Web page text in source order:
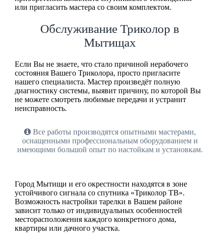
или пригласить мастера со своим комплектом.
Обслуживание Триколор в
Мытищах
Если Вы не знаете, что стало причиной нерабочего
состояния Вашего Триколора, просто пригласите
нашего специалиста. Мастер произведёт полную
диагностику системы, выявит причину, по которой Вы
не можете смотреть любимые передачи и устранит
неисправность.
Все работы производятся опытными мастерами,
оснащенными профессиональным оборудованием и
имеющими большой опыт по настойкам и установкам.
Город Мытищи и его окрестности находятся в зоне
устойчивого сигнала со спутника «Триколор ТВ».
Возможность настройки тарелки в Вашем районе
зависит только от индивидуальных особенностей
месторасположения каждого конкретного дома,
квартиры или дачного участка.